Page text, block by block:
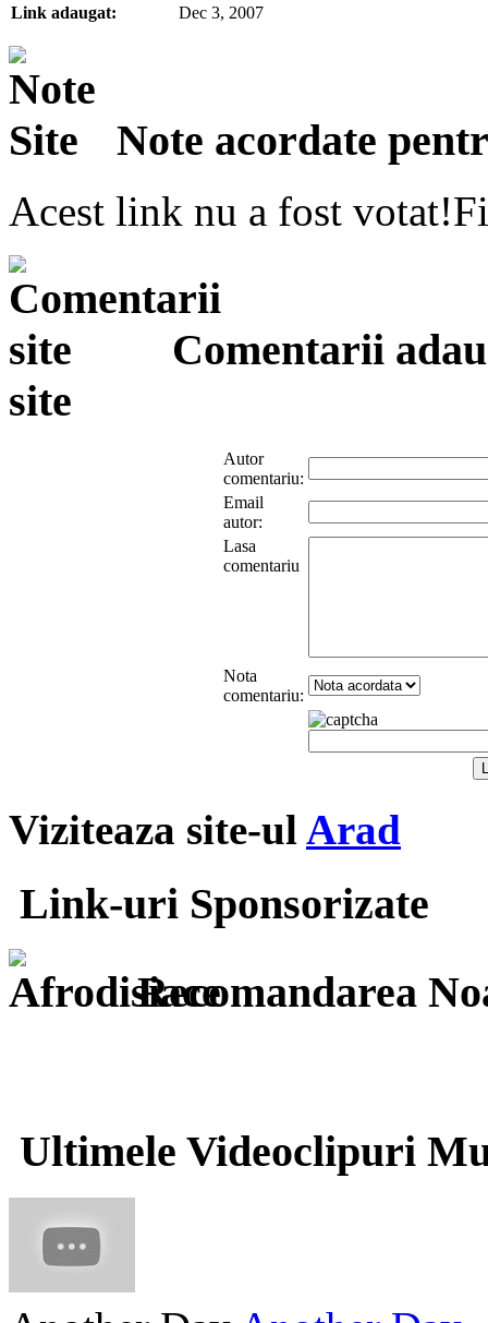
Link adaugat:
Dec 3, 2007
Note acordate
Acest link nu a fost
Comentarii
site
Autor
comentariu:
Email
autor:
Lasa
comentariu
Nota
comentariu:
Viziteaza site-ul Arad
Link-uri Sponsorizate
Recomandarea
Ultimele Videoclipuri